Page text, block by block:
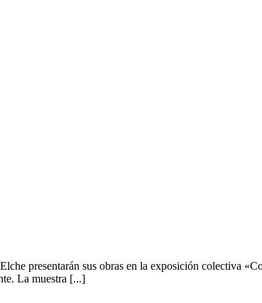
presentarán sus obras en la exposición colectiva
La muestra [...]